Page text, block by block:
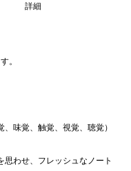
詳細
。
味覚、触覚、視覚、聴覚）
思わせ、フレッシュなノート